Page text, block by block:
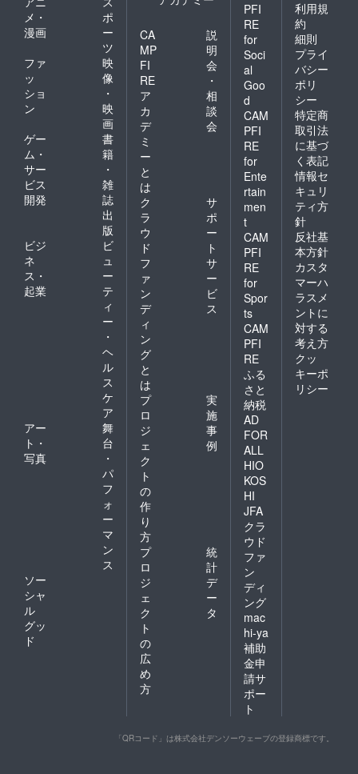
メ・
漫画
ポ
ー
ツ
ファ
ッ
ショ
ン
映
像
・
映
画
ゲー
ム・
サー
ビス
開発
書
籍
・
雑
誌
出
版
ビジ
ネ
ス・
起業
ビ
ュ
ー
テ
ィ
ー
・
ヘ
ル
ス
ケ
ア
アー
ト・
写真
舞
台
・
パ
フ
ォ
ー
マ
ン
ス
ソー
シャ
ル
グッ
ド
CA
MP
FI
RE
ア
カ
デ
ミ
ー
と
は
説
明
会
・
相
談
会
ク
ラ
ウ
ド
フ
ァ
ン
デ
ィ
ン
グ
と
は
サ
ポ
ー
ト
サ
ー
ビ
ス
プ
ロ
ジ
ェ
ク
ト
の
作
り
方
実
施
事
例
プ
ロ
ジ
ェ
ク
ト
の
広
め
方
統
計
デ
ー
タ
PFI
RE
for
Soci
al
Goo
d
CAM
PFI
RE
for
Ente
rtain
men
t
CAM
PFI
RE
for
Spor
ts
CAM
PFI
RE
ふる
さと
納税
AD
FOR
ALL
HIO
KOS
HI
JFA
クラ
ウド
ファ
ン
ディ
ング
mac
hi-ya
補助
金申
請サ
ポー
ト
利用規
約
細則
プライ
バシー
ポリ
シー
特定商
取引法
に基づ
く表記
情報セ
キュリ
ティ方
針
反社基
本方針
カスタ
マーハ
ラスメ
ントに
対する
考え方
クッ
キーポ
リシー
「QRコード」は株式会社デンソーウェーブの登録商標です。